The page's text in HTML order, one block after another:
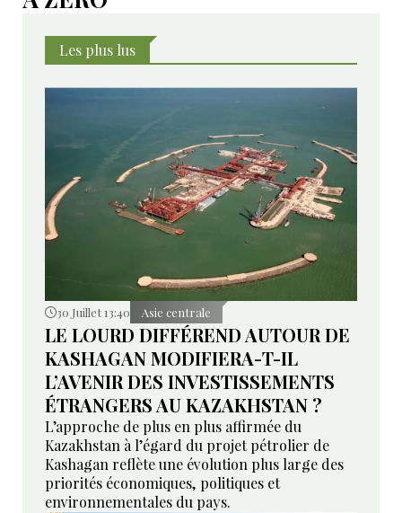
Les plus lus
30 Juillet 13:40 Asie centrale
LE LOURD DIFFÉREND AUTOUR DE
KASHAGAN MODIFIERA-T-IL
L’AVENIR DES INVESTISSEMENTS
ÉTRANGERS AU KAZAKHSTAN ?
L’approche de plus en plus affirmée du
Kazakhstan à l’égard du projet pétrolier de
Kashagan reflète une évolution plus large des
priorités économiques, politiques et
environnementales du pays.